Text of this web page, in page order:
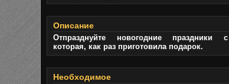
Описание
Отпразднуйте новогодние праздники
которая, как раз приготовила подарок.
Необходимое